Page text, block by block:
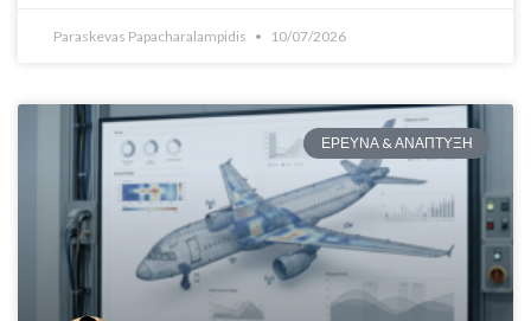
Paraskevas Papacharalampidis 10/07/2026
ΕΡΕΥΝΑ & ΑΝΑΠΤΥΞΗ